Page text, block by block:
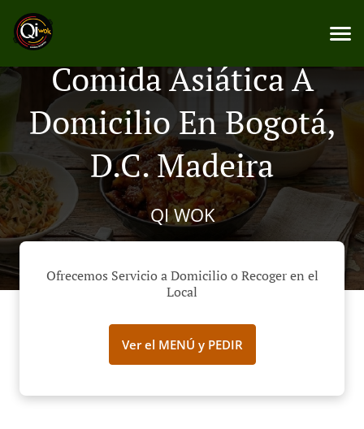
Comida Asiática A
Domicilio En Bogotá,
D.C. Madeira
QI WOK
Ofrecemos Servicio a Domicilio o Recoger en el
Local
Ver el MENÚ y PEDIR